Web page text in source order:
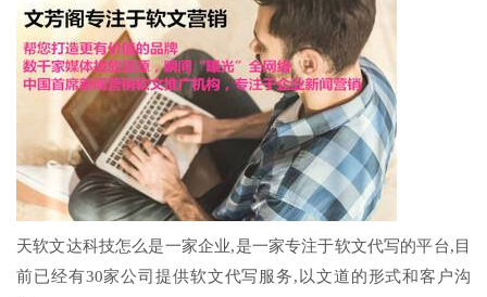
天软文达科技怎么是一家企业,是一家专注于软文代写的平台,目
前已经有30家公司提供软文代写服务,以文道的形式和客户沟